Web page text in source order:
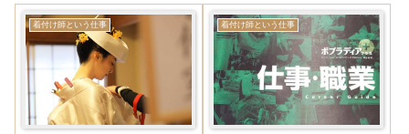
着付け師という仕事 着付け師という仕事